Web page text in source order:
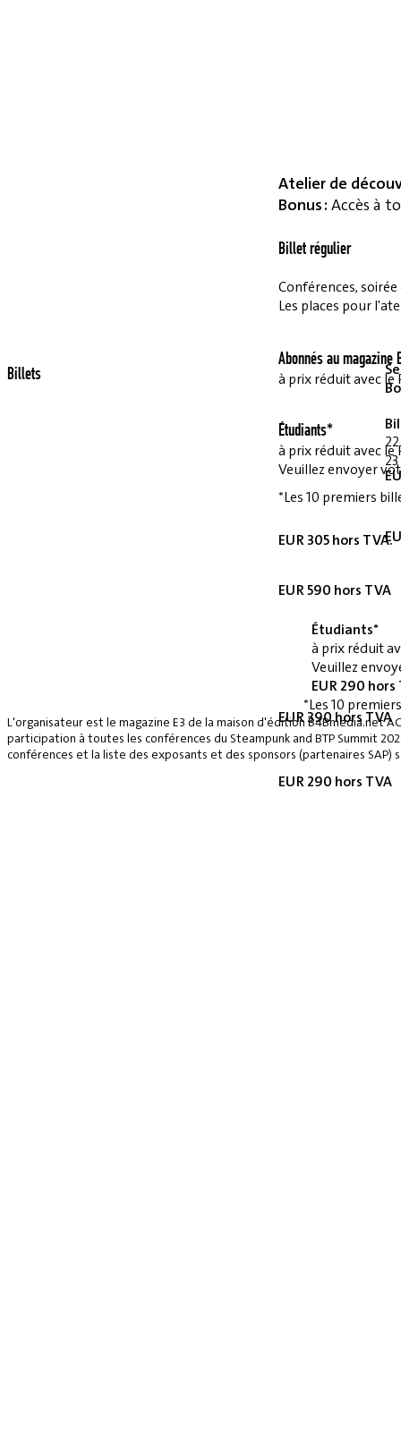
Atelier de
Bonus : Accès à
Billet régulier
Conférences,
Les places pour
Abonnés au magazine
à prix réduit avec le
Étudiants*
à prix réduit avec le
Veuillez envoyer
*Les 10 premiers
EUR 305 hors TVA.
EUR 590 hors TVA
EUR 390 hors TVA
EUR 290 hors TVA
Billets
Étudiants*
à prix réduit
Veuillez
EUR 290 hors
*Les 10
L'organisateur est le magazine E3 de la maison d'édition B4Bmedia.net
participation à toutes les conférences du Steampunk and BTP Summit
conférences et la liste des exposants et des sponsors (partenaires